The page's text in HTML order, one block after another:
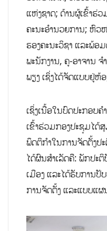
ແຫ່ງຊາດ; ດ້ານຜູ້ເຂົ້າຮ່
ຄະນະອຳນວຍການ; ຫົ
ຮອງຄະນະວິຊາ ແລະພ້ອ
ພະນັກງານ, ຄູ-ອາຈານ
ພຽງ ເຊິ່ງໄດ້ຈັດແບບຢູ່ຫ້
ເຊິ່ງເນື້ອໃນບົດປະກອບ
ເຂົ້າຮ່ວມກອງປະຊຸມໄດ້
ພຶດຕິກຳໃນການຈັດຕັ້ງປ
ໄດ້ຜົນສໍາເລັດຄື: ພັກປະ
ເມືອງ ແລະໄດ້ຮັບການປັ
ການຈັດຕັ້ງ ແລະແບບແຜ